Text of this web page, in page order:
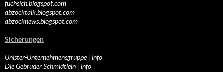
fuchsich.blogspot.com
abzocktalk.blogspot.com
abzocknews.blogspot.com
Sicherungen
Unister-Unternehmensgruppe| info
Die Gebrüder Schmidtlein | info